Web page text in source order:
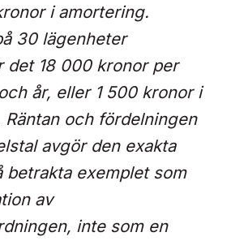
i amortering.
30 lägenheter
det 18 000 kronor per
år, eller 1 500 kronor i
Räntan och fördelningen
avgör den exakta
betrakta exemplet som
av
inte som en